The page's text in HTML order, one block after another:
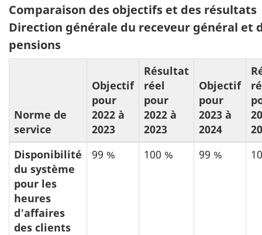
8:
Comparaison des objectifs et des résultats
Direction générale du receveur général et
pensions
Norme de
service
Objectif
pour
2022 à
2023
Résultat
réel
pour
2022 à
2023
Objectif
pour
2023 à
2024
Disponibilité
du système
pour les
heures
d'affaires
des clients
99 % 100 % 99 %